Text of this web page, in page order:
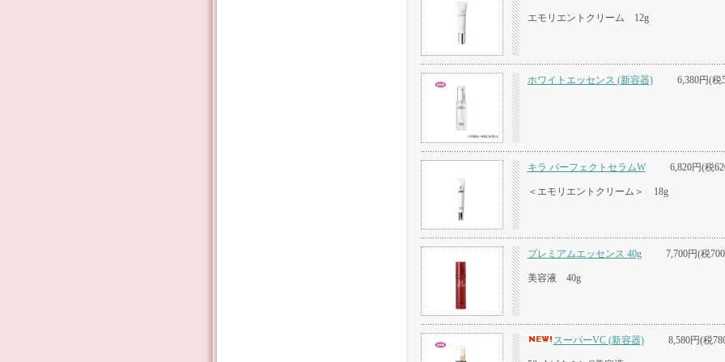
エモリエントクリーム 12g
ホワイトエッセンス (新容器) 6,380円(税
キラ パーフェクトセラムW 6,820円(税
＜エモリエントクリーム＞ 18g
プレミアムエッセンス 40g 7,700円(税
美容液 40g
スーパーVC (新容器) 8,580円(税